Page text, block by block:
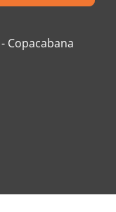
Copacabana